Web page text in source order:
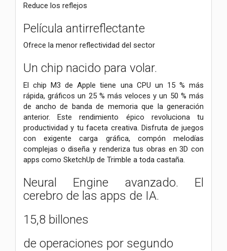
Reduce los reflejos
Película antirreflectante
Ofrece la menor reflectividad del sector
Un chip nacido para volar.
El chip M3 de Apple tiene una CPU un 15 % más
rápida, gráficos un 25 % más veloces y un 50 % más
de ancho de banda de memoria que la generación
anterior. Este rendimiento épico revoluciona tu
productividad y tu faceta creativa. Disfruta de juegos
con exigente carga gráfica, compón melodías
complejas o diseña y renderiza tus obras en 3D con
apps como SketchUp de Trimble a toda castaña.
Neural Engine avanzado. El
cerebro de las apps de IA.
15,8 billones
de operaciones por segundo